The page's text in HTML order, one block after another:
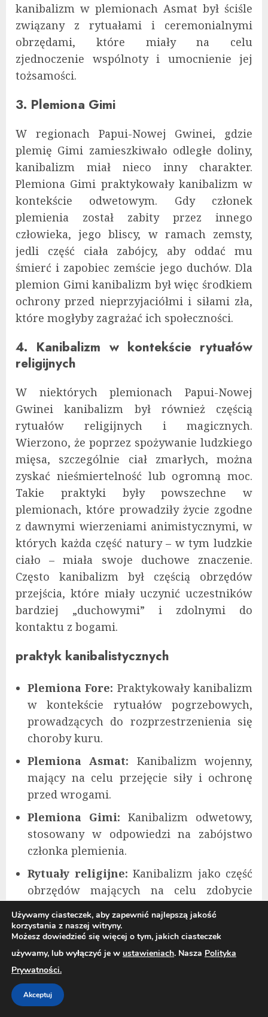
kanibalizm w plemionach Asmat był ściśle
związany z rytuałami i ceremonialnymi
obrzędami, które miały na celu
zjednoczenie wspólnoty i umocnienie jej
tożsamości.
3. Plemiona Gimi
W regionach Papui-Nowej Gwinei, gdzie
plemię Gimi zamieszkiwało odległe doliny,
kanibalizm miał nieco inny charakter.
Plemiona Gimi praktykowały kanibalizm w
kontekście odwetowym. Gdy członek
plemienia został zabity przez innego
człowieka, jego bliscy, w ramach zemsty,
jedli część ciała zabójcy, aby oddać mu
śmierć i zapobiec zemście jego duchów. Dla
plemion Gimi kanibalizm był więc środkiem
ochrony przed nieprzyjaciółmi i siłami zła,
które mogłyby zagrażać ich społeczności​.
4. Kanibalizm w kontekście rytuałów
religijnych
W niektórych plemionach Papui-Nowej
Gwinei kanibalizm był również częścią
rytuałów religijnych i magicznych.
Wierzono, że poprzez spożywanie ludzkiego
mięsa, szczególnie ciał zmarłych, można
zyskać nieśmiertelność lub ogromną moc.
Takie praktyki były powszechne w
plemionach, które prowadziły życie zgodne
z dawnymi wierzeniami animistycznymi, w
których każda część natury – w tym ludzkie
ciało – miała swoje duchowe znaczenie.
Często kanibalizm był częścią obrzędów
przejścia, które miały uczynić uczestników
bardziej „duchowymi” i zdolnymi do
kontaktu z bogami.
praktyk kanibalistycznych
Plemiona Fore: Praktykowały kanibalizm
w kontekście rytuałów pogrzebowych,
prowadzących do rozprzestrzenienia się
choroby kuru.
Plemiona Asmat: Kanibalizm wojenny,
mający na celu przejęcie siły i ochronę
przed wrogami.
Plemiona Gimi: Kanibalizm odwetowy,
stosowany w odpowiedzi na zabójstwo
członka plemienia.
Rytuały religijne: Kanibalizm jako część
obrzędów mających na celu zdobycie
Współczesne tabu i edukacja w Papui-
Nowej Gwinei: Walka z kanibalizmem
Papua-Nowa Gwinea, kraj o bogatej
kulturze i historii, wciąż zmaga się z
Używamy ciasteczek, aby zapewnić najlepszą jakość
korzystania z naszej witryny.
Możesz dowiedzieć się więcej o tym, jakich ciasteczek
używamy, lub wyłączyć je w ustawieniach. Nasza Polityka
Prywatności.
Akceptuj